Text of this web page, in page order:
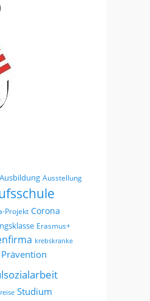
Ausbildung Ausstellung
Projekt Corona
Erasmus+
krebskranke
Prävention
Studium